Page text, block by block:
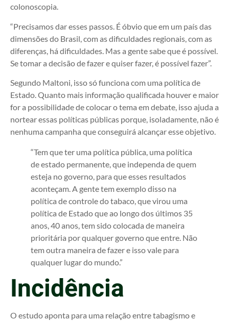
colonoscopia.
“Precisamos dar esses passos. É óbvio que em um país das
dimensões do Brasil, com as dificuldades regionais, com as
diferenças, há dificuldades. Mas a gente sabe que é possível.
Se tomar a decisão de fazer e quiser fazer, é possível fazer”.
Segundo Maltoni, isso só funciona com uma política de
Estado. Quanto mais informação qualificada houver e maior
for a possibilidade de colocar o tema em debate, isso ajuda a
nortear essas políticas públicas porque, isoladamente, não é
nenhuma campanha que conseguirá alcançar esse objetivo.
“Tem que ter uma política pública, uma política
de estado permanente, que independa de quem
esteja no governo, para que esses resultados
aconteçam. A gente tem exemplo disso na
política de controle do tabaco, que virou uma
política de Estado que ao longo dos últimos 35
anos, 40 anos, tem sido colocada de maneira
prioritária por qualquer governo que entre. Não
tem outra maneira de fazer e isso vale para
qualquer lugar do mundo.”
Incidência
O estudo aponta para uma relação entre tabagismo e